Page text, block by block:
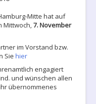
Mitte hat auf
Mittwoch,7. November
im Vorstand bzw.
Sie hier
engagiert
und wünschen allen
übernommenes